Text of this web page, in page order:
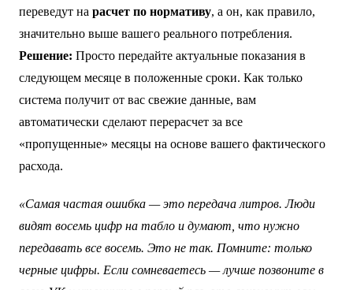
переведут на расчет по нормативу, а он, как правило,
значительно выше вашего реального потребления.
Решение: Просто передайте актуальные показания в
следующем месяце в положенные сроки. Как только
система получит от вас свежие данные, вам
автоматически сделают перерасчет за все
«пропущенные» месяцы на основе вашего фактического
расхода.
«Самая частая ошибка — это передача литров. Люди
видят восемь цифр на табло и думают, что нужно
передавать все восемь. Это не так. Помните: только
черные цифры. Если сомневаетесь — лучше позвоните в